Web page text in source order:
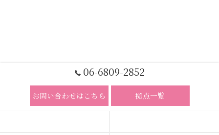
06-6809-2852
お問い合わせはこちら 拠点一覧